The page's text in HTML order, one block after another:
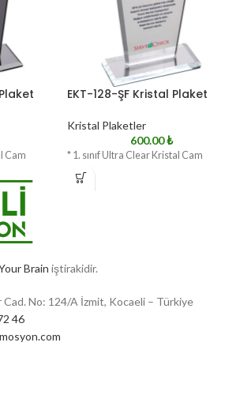
Cam
EKT-128-ŞF Kristal Plaket
Kristal Plaketler
600.00₺
* 1. sınıf Ultra Clear Kristal Cam
Brain iştirakidir.
Cad. No: 124/A İzmit, Kocaeli – Türkiye
46